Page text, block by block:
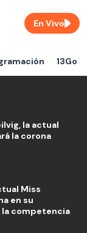
13Go
En Vivo
la actual
la corona
Miss
en su
la competencia